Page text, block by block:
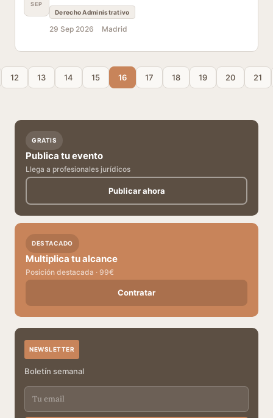
SEP
Derecho Administrativo
29 Sep 2026 Madrid
12 13 14 15 16 17 18 19 20 21
GRATIS
Publica tu evento
Llega a profesionales jurídicos
Publicar ahora
DESTACADO
Multiplica tu alcance
Posición destacada · 99€
Contratar
NEWSLETTER
Boletín semanal